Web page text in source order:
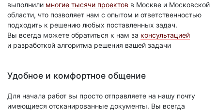
выполнили многие тысячи проектов в Москве и Московской
области, что позволяет нам с опытом и ответственностью
подходить к решению любых поставленных задач.
Вы всегда можете обратиться к нам за консультацией
и разработкой алгоритма решения вашей задачи
Удобное и комфортное общение
Для начала работ вы просто отправляете на нашу почту
имеющиеся отсканированные документы. Вы всегда